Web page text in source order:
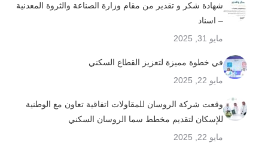
شهادة شكر و تقدير من مقام وزارة الصناعة والثروة المعدنية
– اسناد
مايو 31, 2025
في خطوة مميزة لتعزيز القطاع السكني
مايو 22, 2025
وقعت شركة الروسان للمقاولات اتفاقية تعاون مع الوطنية
للإسكان لتقديم مخطط سما الروسان السكني
مايو 22, 2025